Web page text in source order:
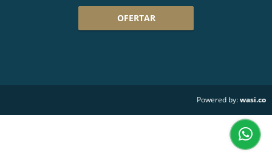
OFERTAR
Powered by:wasi.co